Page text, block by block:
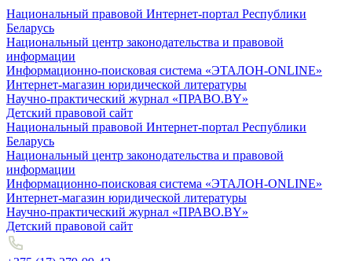
Национальный правовой Интернет-портал Республики
Беларусь
Национальный центр законодательства и правовой
информации
Информационно-поисковая система «ЭТАЛОН-ONLINE»
Интернет-магазин юридической литературы
Научно-практический журнал «ПРАВО.BY»
Детский правовой сайт
Национальный правовой Интернет-портал Республики
Беларусь
Национальный центр законодательства и правовой
информации
Информационно-поисковая система «ЭТАЛОН-ONLINE»
Интернет-магазин юридической литературы
Научно-практический журнал «ПРАВО.BY»
Детский правовой сайт